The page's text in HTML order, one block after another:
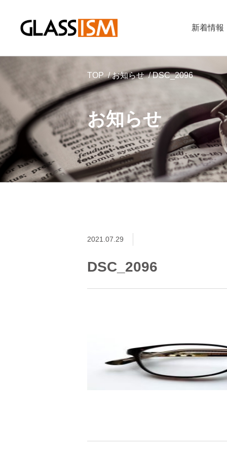
新着情報
お知らせ
TOP お知らせ DSC_2096
2021.07.29
DSC_2096